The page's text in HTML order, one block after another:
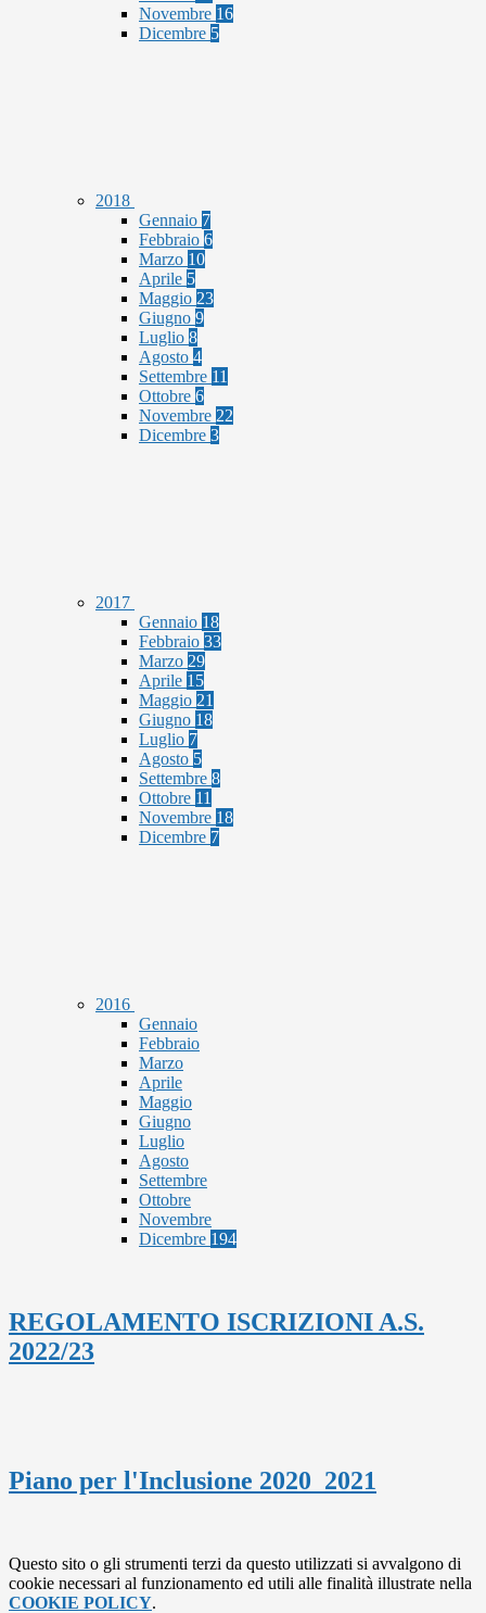
Novembre 16
Dicembre 5
2018
Gennaio 7
Febbraio 6
Marzo 10
Aprile 5
Maggio 23
Giugno 9
Luglio 8
Agosto 4
Settembre 11
Ottobre 6
Novembre 22
Dicembre 3
2017
Gennaio 18
Febbraio 33
Marzo 29
Aprile 15
Maggio 21
Giugno 18
Luglio 7
Agosto 5
Settembre 8
Ottobre 11
Novembre 18
Dicembre 7
2016
Gennaio
Febbraio
Marzo
Aprile
Maggio
Giugno
Luglio
Agosto
Settembre
Ottobre
Novembre
Dicembre 194
REGOLAMENTO ISCRIZIONI A.S.
2022/23
Piano per l'Inclusione 2020_2021
Questo sito o gli strumenti terzi da questo utilizzati si avvalgono di
cookie necessari al funzionamento ed utili alle finalità illustrate nella
COOKIE POLICY.